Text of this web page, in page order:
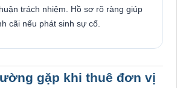
trách nhiệm. Hồ sơ rõ ràng giúp
cãi nếu phát sinh sự cố.
gặp khi thuê đơn vị